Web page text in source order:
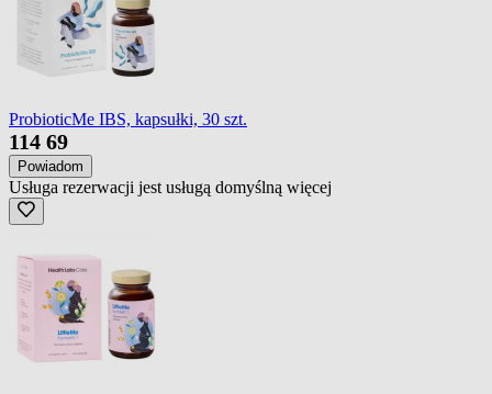
ProbioticMe IBS, kapsułki, 30 szt.
114 69
Powiadom
Usługa rezerwacji jest usługą domyślną więcej